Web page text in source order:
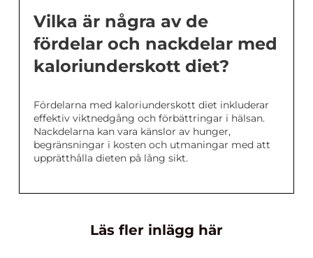
Vilka är några av de
fördelar och nackdelar med
kaloriunderskott diet?
Fördelarna med kaloriunderskott diet inkluderar
effektiv viktnedgång och förbättringar i hälsan.
Nackdelarna kan vara känslor av hunger,
begränsningar i kosten och utmaningar med att
upprätthålla dieten på lång sikt.
Läs fler inlägg här